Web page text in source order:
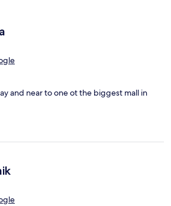
and near to one ot the biggest mall in